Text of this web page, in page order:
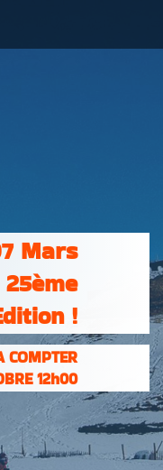
PHOTOS &
Mars
!
COMPTER
12h00